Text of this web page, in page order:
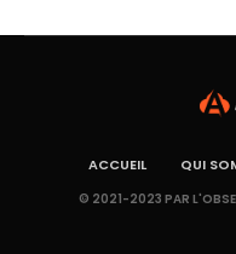
ACCUEIL QUI
© 2021-2023 PAR